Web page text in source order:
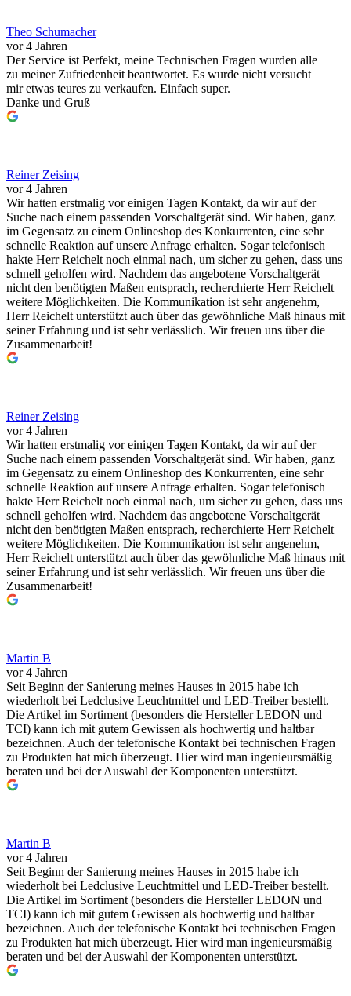
Theo Schumacher
vor 4 Jahren
Der Service ist Perfekt, meine Technischen Fragen wurden alle
zu meiner Zufriedenheit beantwortet. Es wurde nicht versucht
mir etwas teures zu verkaufen. Einfach super.
Danke und Gruß
Reiner Zeising
vor 4 Jahren
Wir hatten erstmalig vor einigen Tagen Kontakt, da wir auf der
Suche nach einem passenden Vorschaltgerät sind. Wir haben, ganz
im Gegensatz zu einem Onlineshop des Konkurrenten, eine sehr
schnelle Reaktion auf unsere Anfrage erhalten. Sogar telefonisch
hakte Herr Reichelt noch einmal nach, um sicher zu gehen, dass uns
schnell geholfen wird. Nachdem das angebotene Vorschaltgerät
nicht den benötigten Maßen entsprach, recherchierte Herr Reichelt
weitere Möglichkeiten. Die Kommunikation ist sehr angenehm,
Herr Reichelt unterstützt auch über das gewöhnliche Maß hinaus mit
seiner Erfahrung und ist sehr verlässlich. Wir freuen uns über die
Zusammenarbeit!
Reiner Zeising
vor 4 Jahren
Wir hatten erstmalig vor einigen Tagen Kontakt, da wir auf der
Suche nach einem passenden Vorschaltgerät sind. Wir haben, ganz
im Gegensatz zu einem Onlineshop des Konkurrenten, eine sehr
schnelle Reaktion auf unsere Anfrage erhalten. Sogar telefonisch
hakte Herr Reichelt noch einmal nach, um sicher zu gehen, dass uns
schnell geholfen wird. Nachdem das angebotene Vorschaltgerät
nicht den benötigten Maßen entsprach, recherchierte Herr Reichelt
weitere Möglichkeiten. Die Kommunikation ist sehr angenehm,
Herr Reichelt unterstützt auch über das gewöhnliche Maß hinaus mit
seiner Erfahrung und ist sehr verlässlich. Wir freuen uns über die
Zusammenarbeit!
Martin B
vor 4 Jahren
Seit Beginn der Sanierung meines Hauses in 2015 habe ich
wiederholt bei Ledclusive Leuchtmittel und LED-Treiber bestellt.
Die Artikel im Sortiment (besonders die Hersteller LEDON und
TCI) kann ich mit gutem Gewissen als hochwertig und haltbar
bezeichnen. Auch der telefonische Kontakt bei technischen Fragen
zu Produkten hat mich überzeugt. Hier wird man ingenieursmäßig
beraten und bei der Auswahl der Komponenten unterstützt.
Martin B
vor 4 Jahren
Seit Beginn der Sanierung meines Hauses in 2015 habe ich
wiederholt bei Ledclusive Leuchtmittel und LED-Treiber bestellt.
Die Artikel im Sortiment (besonders die Hersteller LEDON und
TCI) kann ich mit gutem Gewissen als hochwertig und haltbar
bezeichnen. Auch der telefonische Kontakt bei technischen Fragen
zu Produkten hat mich überzeugt. Hier wird man ingenieursmäßig
beraten und bei der Auswahl der Komponenten unterstützt.